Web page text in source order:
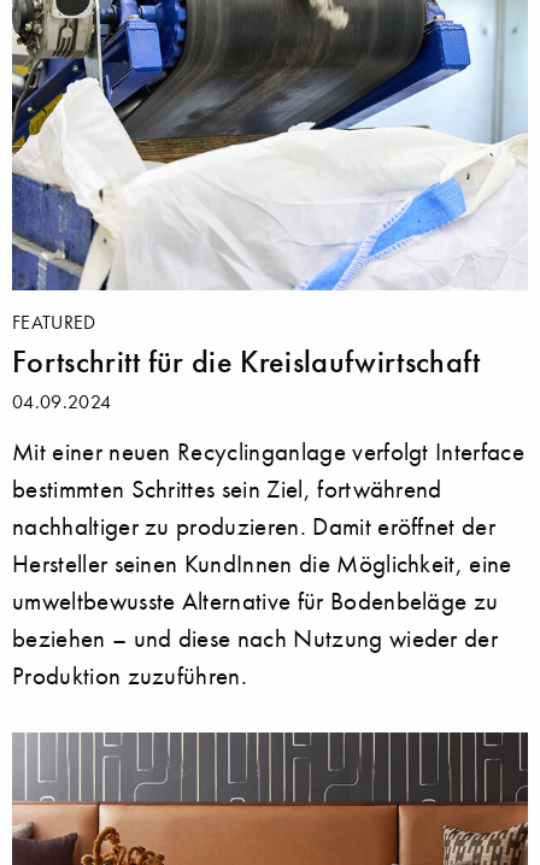
FEATURED
Fortschritt für die Kreislaufwirtschaft
04.09.2024
Mit einer neuen Recyclinganlage verfolgt Interface
bestimmten Schrittes sein Ziel, fortwährend
nachhaltiger zu produzieren. Damit eröffnet der
Hersteller seinen KundInnen die Möglichkeit, eine
umweltbewusste Alternative für Bodenbeläge zu
beziehen – und diese nach Nutzung wieder der
Produktion zuzuführen.